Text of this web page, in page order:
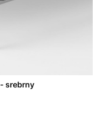
srebrny